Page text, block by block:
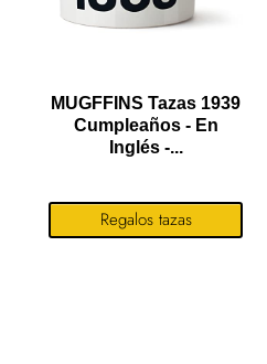
MUGFFINS Tazas 1939
Cumpleaños - En
Inglés -...
Regalos tazas